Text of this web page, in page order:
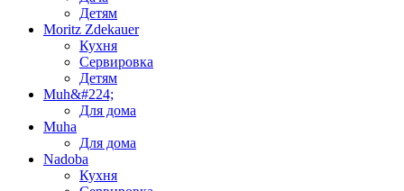
Детям
Moritz Zdekauer
Кухня
Сервировка
Детям
Muh&#224;
Для дома
Muha
Для дома
Nadoba
Кухня